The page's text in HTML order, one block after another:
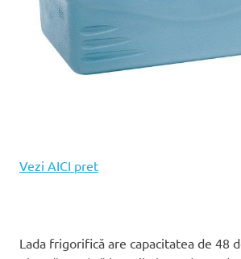
Vezi AICI pret
Lada frigorifică are capacitatea de 48